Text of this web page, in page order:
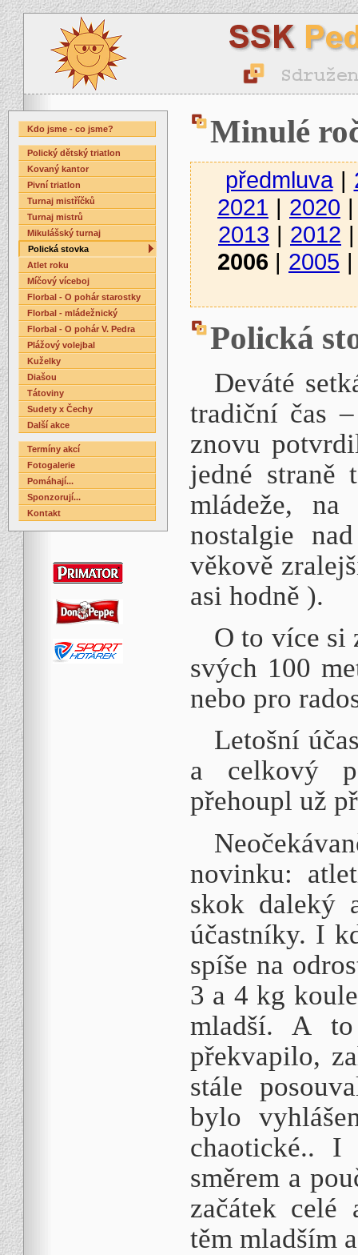
Kdo jsme - co jsme?
Polický dětský triatlon
Kovaný kantor
Pivní triatlon
Turnaj mistříčků
Turnaj mistrů
Mikulášský turnaj
Polická stovka
Atlet roku
Míčový víceboj
Florbal - O pohár starostky
Florbal - mládežnický
Florbal - O pohár V. Pedra
Plážový volejbal
Kuželky
Diašou
Tátoviny
Sudety x Čechy
Další akce
Termíny akcí
Fotogalerie
Pomáhají...
Sponzorují...
Kontakt
Minulé
předmluva|
2021 | 2020
2013 | 2012
2006 | 2005
Polická
Deváté
tradiční čas
znovu
jedné straně
mládeže,
nostalgie
věkově
asi hodně ).
O to více si
svých 100
nebo pro
Letošní
a celkový
přehoupl už
novinku:
skok daleký
účastníky. I
spíše na
3 a 4 kg
mladší. A
překvapilo,
stále
bylo
chaotické..
směrem a
začátek celé
těm mladším